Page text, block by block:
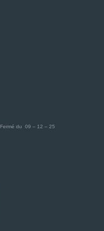
Fermé du 09 – 12 – 25